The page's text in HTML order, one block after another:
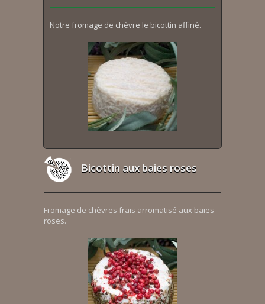
Notre fromage de chèvre le bicottin affiné.
Bicottin aux baies roses
Fromage de chèvres frais arromatisé aux baies
roses.